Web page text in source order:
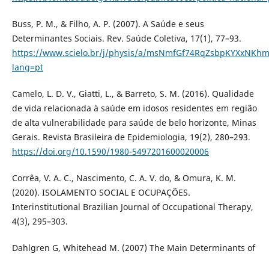
Buss, P. M., & Filho, A. P. (2007). A Saúde e seus
Determinantes Sociais. Rev. Saúde Coletiva, 17(1), 77–93.
https://www.scielo.br/j/physis/a/
lang=pt
Camelo, L. D. V., Giatti, L., & Barreto, S. M. (2016). Qualidade
de vida relacionada à saúde em idosos residentes em região
de alta vulnerabilidade para saúde de belo horizonte, Minas
Gerais. Revista Brasileira de Epidemiologia, 19(2), 280–293.
https://doi.org/10.1590/1980-5497201600020006
Corrêa, V. A. C., Nascimento, C. A. V. do, & Omura, K. M.
(2020). ISOLAMENTO SOCIAL E OCUPAÇÕES.
Interinstitutional Brazilian Journal of Occupational Therapy,
4(3), 295–303.
Dahlgren G, Whitehead M. (2007) The Main Determinants of